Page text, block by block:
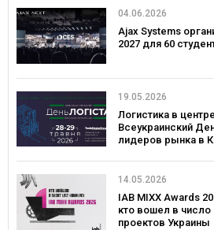
04.06.2026
Ajax Systems
2027 для 60
19.05.2026
Логистика в
Всеукраинский
лидеров рынка в
14.05.2026
IAB MIXX Awards
кто вошел в
проектов Украины